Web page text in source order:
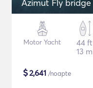
Azimut Fly bridge
Motor Yacht
44 ft
13 m
$2,641 /noapte